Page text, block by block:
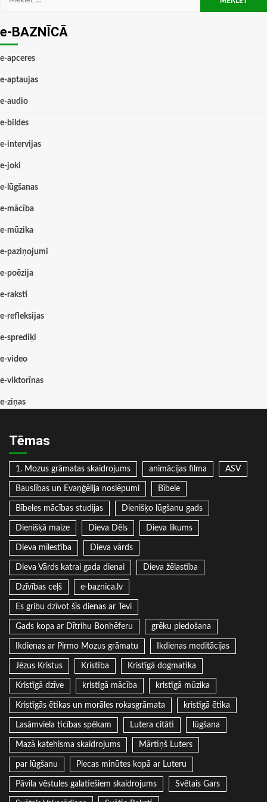
e-BAZNĪCĀ
e-apceres
e-aptaujas
e-audio
e-bildes
e-intervijas
e-joki
e-lūgšanas
e-mācība
e-mūzika
e-paziņojumi
e-poēzija
e-raksti
e-refleksijas
e-sprediķi
e-video
e-viktorīnas
e-ziņas
Tēmas
1. Mozus grāmatas skaidrojums animācijas filma ASV
Bauslības un Evaņģēlija noslēpumi Bībele
Bībeles mācības studijas Dienišķo lūgšanu gads
Dienišķā maize Dieva Dēls Dieva likums
Dieva mīlestība Dieva vārds
Dieva Vārds katrai gada dienai Dieva žēlastība
Dzīvības ceļš e-baznica.lv
Es gribu dzīvot šīs dienas ar Tevi
Gads kopa ar Dītrihu Bonhēferu grēku piedošana
Ikdienas ar Pirmo Mozus grāmatu Ikdienas meditācijas
Jēzus Kristus Kristība Kristīgā dogmatika
Kristīgā dzīve kristīgā mācība kristīgā mūzika
Kristīgās ētikas un morāles rokasgrāmata kristīgā ētika
Lasāmviela ticības spēkam Lutera citāti lūgšana
Mazā katehisma skaidrojums Mārtiņš Luters
par lūgšanu Piecas minūtes kopā ar Luteru
Pāvila vēstules galatiešiem skaidrojums Svētais Gars